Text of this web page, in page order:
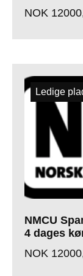
NOK
NMCU
4 dages
NOK
Ledige